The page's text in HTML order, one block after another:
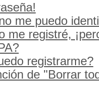
me puedo
me registré,
registrarme?
de "Borrar